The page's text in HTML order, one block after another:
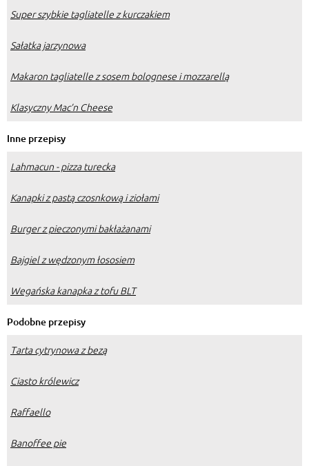
Super szybkie tagliatelle z kurczakiem
Sałatka jarzynowa
Makaron tagliatelle z sosem bolognese i mozzarellą
Klasyczny Mac’n Cheese
Inne przepisy
Lahmacun - pizza turecka
Kanapki z pastą czosnkową i ziołami
Burger z pieczonymi bakłażanami
Bajgiel z wędzonym łososiem
Wegańska kanapka z tofu BLT
Podobne przepisy
Tarta cytrynowa z bezą
Ciasto królewicz
Raffaello
Banoffee pie